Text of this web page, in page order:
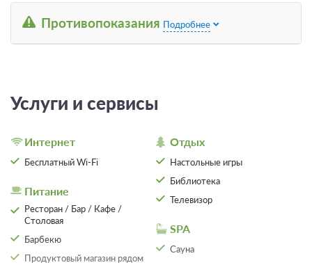
Санаторно-курортное лечение
В стоимость входит:
ЗА ДЕНЬ ДЛЯ 1 ГОСТЯ
Противопоказания Подробнее
Услуги и сервисы
Интернет
Бесплатный Wi-Fi
Питание
Ресторан / Бар / Кафе /
Столовая
Барбекю
Продуктовый магазин рядом
Отдых
Настольные игры
Библиотека
Телевизор
SPA
Сауна